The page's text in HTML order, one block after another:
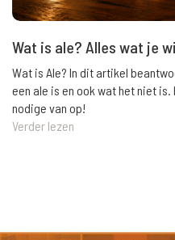
Wat is ale? Alles wat je
Wat is Ale? In dit artikel
een ale is en ook wat het niet
nodige van op!
Verder lezen